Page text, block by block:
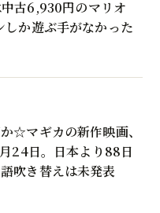
古6,930円のマリオ
か遊ぶ手がなかった
☆マギカの新作映画、
24日。日本より88日
吹き替えは未発表